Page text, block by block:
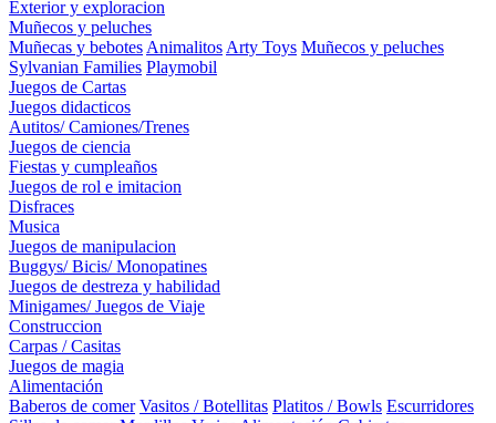
Exterior y exploracion
Muñecos y peluches
Muñecas y bebotes Animalitos Arty Toys Muñecos y peluches
Sylvanian Families Playmobil
Juegos de Cartas
Juegos didacticos
Autitos/ Camiones/Trenes
Juegos de ciencia
Fiestas y cumpleaños
Juegos de rol e imitacion
Disfraces
Musica
Juegos de manipulacion
Buggys/ Bicis/ Monopatines
Juegos de destreza y habilidad
Minigames/ Juegos de Viaje
Construccion
Carpas / Casitas
Juegos de magia
Alimentación
Baberos de comer Vasitos / Botellitas Platitos / Bowls Escurridores